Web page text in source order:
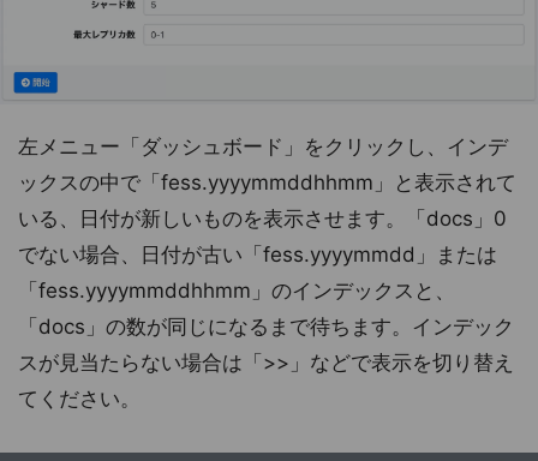
左メニュー「ダッシュボード」をクリックし、インデ
ックスの中で「fess.yyyymmddhhmm」と表示されて
いる、日付が新しいものを表示させます。「docs」0
でない場合、日付が古い「fess.yyyymmdd」または
「fess.yyyymmddhhmm」のインデックスと、
「docs」の数が同じになるまで待ちます。インデック
スが見当たらない場合は「>>」などで表示を切り替え
てください。